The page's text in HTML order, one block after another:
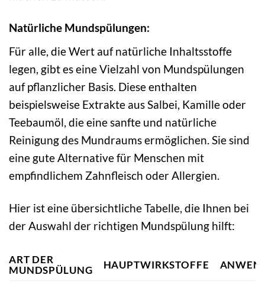
Natürliche Mundspülungen:
Für alle, die Wert auf natürliche Inhaltsstoffe
legen, gibt es eine Vielzahl von Mundspülungen
auf pflanzlicher Basis. Diese enthalten
beispielsweise Extrakte aus Salbei, Kamille oder
Teebaumöl, die eine sanfte und natürliche
Reinigung des Mundraums ermöglichen. Sie sind
eine gute Alternative für Menschen mit
empfindlichem Zahnfleisch oder Allergien.
Hier ist eine übersichtliche Tabelle, die Ihnen bei
der Auswahl der richtigen Mundspülung hilft:
ART DER
MUNDSPÜLUNG
HAUPTWIRKSTOFFE